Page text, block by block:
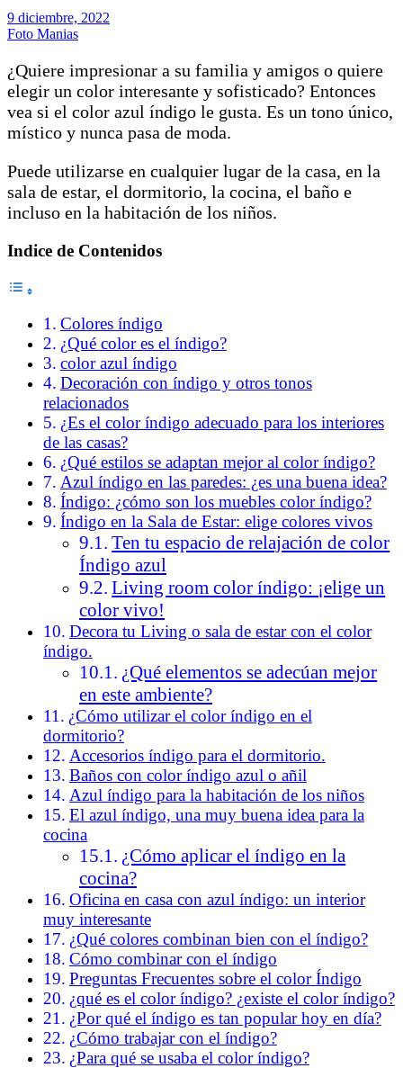
9 diciembre, 2022
Foto Manias
¿Quiere impresionar a su familia y amigos o quiere
elegir un color interesante y sofisticado? Entonces
vea si el color azul índigo le gusta. Es un tono único,
místico y nunca pasa de moda.
Puede utilizarse en cualquier lugar de la casa, en la
sala de estar, el dormitorio, la cocina, el baño e
incluso en la habitación de los niños.
Indice de Contenidos
Colores índigo
¿Qué color es el índigo?
color azul índigo
Decoración con índigo y otros tonos
relacionados
¿Es el color índigo adecuado para los interiores
de las casas?
¿Qué estilos se adaptan mejor al color índigo?
Azul índigo en las paredes: ¿es una buena idea?
Índigo: ¿cómo son los muebles color índigo?
Índigo en la Sala de Estar: elige colores vivos
Ten tu espacio de relajación de color
Índigo azul
Living room color índigo: ¡elige un
color vivo!
Decora tu Living o sala de estar con el color
índigo.
¿Qué elementos se adecúan mejor
en este ambiente?
¿Cómo utilizar el color índigo en el
dormitorio?
Accesorios índigo para el dormitorio.
Baños con color índigo azul o añil
Azul índigo para la habitación de los niños
El azul índigo, una muy buena idea para la
cocina
¿Cómo aplicar el índigo en la
cocina?
Oficina en casa con azul índigo: un interior
muy interesante
¿Qué colores combinan bien con el índigo?
Cómo combinar con el índigo
Preguntas Frecuentes sobre el color Índigo
¿qué es el color índigo? ¿existe el color índigo?
¿Por qué el índigo es tan popular hoy en día?
¿Cómo trabajar con el índigo?
¿Para qué se usaba el color índigo?